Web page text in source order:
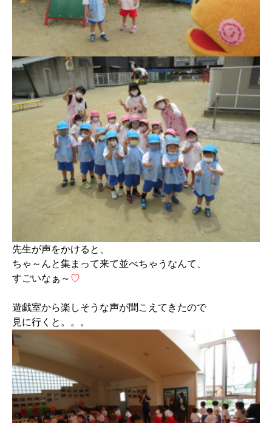
先生が声をかけると、
ちゃ～んと集まって来て並べちゃうなんて、
すごいなぁ～ ♡
遊戯室から楽しそうな声が聞こえてきたので
見に行くと。。。